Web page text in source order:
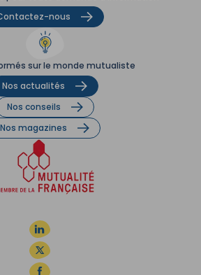
nous
sur le monde mutualiste
Nos actualités
Nos conseils
Nos magazines